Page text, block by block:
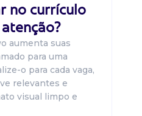
no currículo
aumenta suas
para uma
o para cada vaga,
relevantes e
visual limpo e